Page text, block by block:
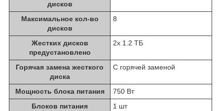
дисков
Максимальное кол-во
дисков
8
Жестких дисков
предустановлено
2x 1.2 ТБ
Горячая замена жесткого
диска
С горячей заменой
Мощность блока питания
750 Вт
Блоков питания
1 шт